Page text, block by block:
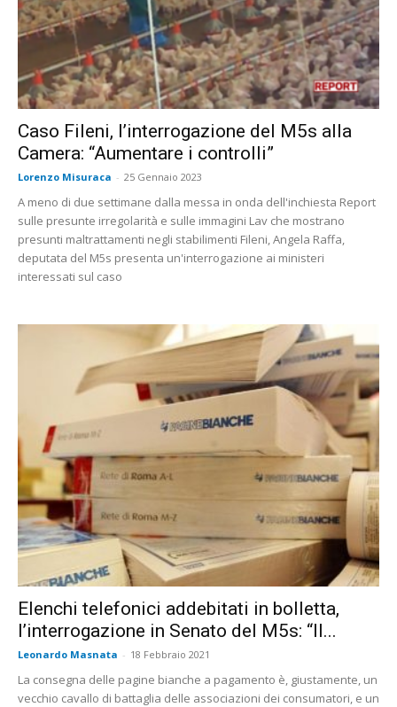
Caso Fileni, l’interrogazione del M5s alla
Camera: “Aumentare i controlli”
Lorenzo Misuraca - 25 Gennaio 2023
A meno di due settimane dalla messa in onda dell'inchiesta Report
sulle presunte irregolarità e sulle immagini Lav che mostrano
presunti maltrattamenti negli stabilimenti Fileni, Angela Raffa,
deputata del M5s presenta un'interrogazione ai ministeri
interessati sul caso
Elenchi telefonici addebitati in bolletta,
l’interrogazione in Senato del M5s: “Il...
Leonardo Masnata - 18 Febbraio 2021
La consegna delle pagine bianche a pagamento è, giustamente, un
vecchio cavallo di battaglia delle associazioni dei consumatori, e un